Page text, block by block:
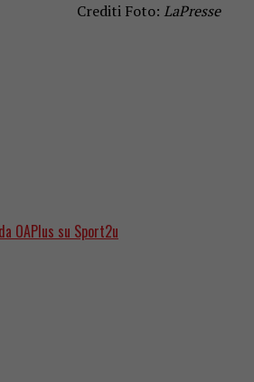
Crediti Foto: LaPresse
OAPlus su Sport2u